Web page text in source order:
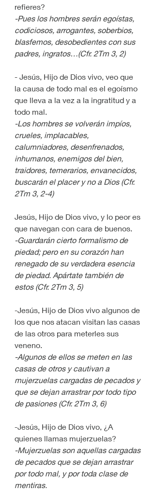
refieres?
-Pues los hombres serán egoístas,
codiciosos, arrogantes, soberbios,
blasfemos, desobedientes con sus
padres, ingratos…(Cfr. 2Tm 3, 2)
- Jesús, Hijo de Dios vivo, veo que
la causa de todo mal es el egoísmo
que lleva a la vez a la ingratitud y a
todo mal.
-Los hombres se volverán impíos,
crueles, implacables,
calumniadores, desenfrenados,
inhumanos, enemigos del bien,
traidores, temerarios, envanecidos,
buscarán el placer y no a Dios (Cfr.
2Tm 3, 2-4)
Jesús, Hijo de Dios vivo, y lo peor es
que navegan con cara de buenos.
-Guardarán cierto formalismo de
piedad; pero en su corazón han
renegado de su verdadera esencia
de piedad. Apártate también de
estos (Cfr. 2Tm 3, 5)
-Jesús, Hijo de Dios vivo algunos de
los que nos atacan visitan las casas
de las otros para meterles sus
veneno.
-Algunos de ellos se meten en las
casas de otros y cautivan a
mujerzuelas cargadas de pecados y
que se dejan arrastrar por todo tipo
de pasiones (Cfr. 2Tm 3, 6)
-Jesús, Hijo de Dios vivo, ¿A
quienes llamas mujerzuelas?
-Mujerzuelas son aquellas cargadas
de pecados que se dejan arrastrar
por todo mal, y por toda clase de
mentiras.